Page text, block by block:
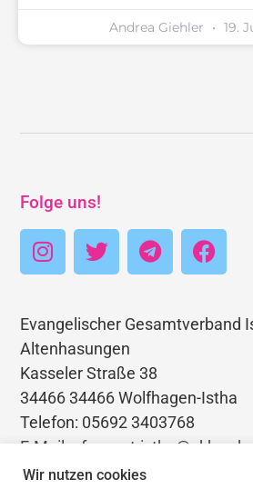
Andrea Giehler 19.
Folge uns!
Evangelischer Gesamtverband
Altenhasungen
Kasseler Straße 38
34466 34466 Wolfhagen-Istha
Telefon: 05692 3403768
E-Mail: pfarramt.istha@ekkw.de
Wir nutzen cookies